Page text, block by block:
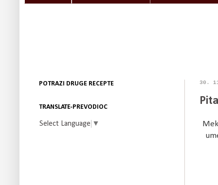
30.
POTRAZI DRUGE RECEPTE
TRANSLATE-PREVODIOC
Select Language ▼